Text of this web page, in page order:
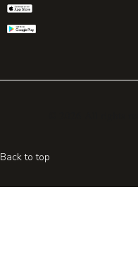
Back to top